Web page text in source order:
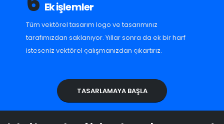
Ek işlemler
Tüm vektörel tasarım logo ve tasarımınız
tarafımızdan saklanıyor. Yıllar sonra da ek bir harf
isteseniz vektörel çalışmanızdan çıkartırız.
TASARLAMAYA BAŞLA